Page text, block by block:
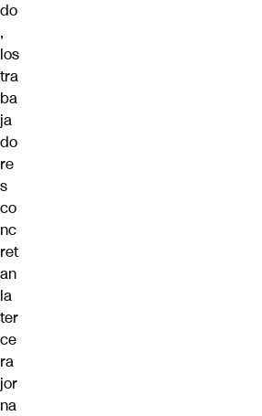
do
,
los
tra
ba
ja
do
re
s
co
nc
ret
an
la
ter
ce
ra
jor
na